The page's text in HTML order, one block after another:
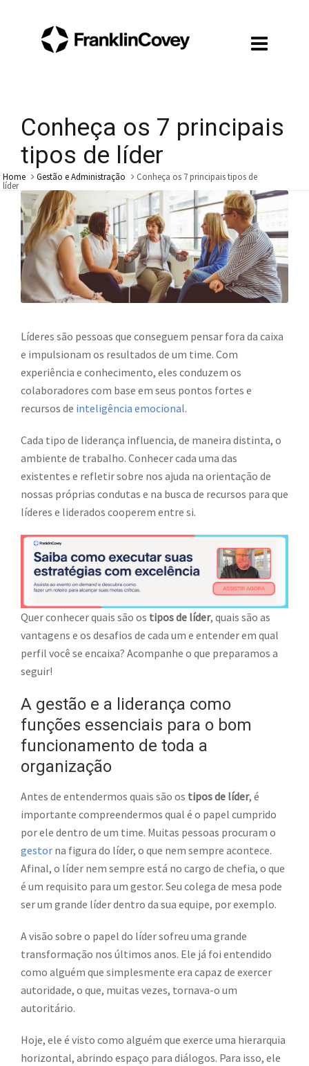
Conheça os 7 principais
tipos de líder
Home Gestão e Administração Conheça os 7 principais tipos de
líder
Líderes são pessoas que conseguem pensar fora da caixa
e impulsionam os resultados de um time. Com
experiência e conhecimento, eles conduzem os
colaboradores com base em seus pontos fortes e
recursos de inteligência emocional.
Cada tipo de liderança influencia, de maneira distinta, o
ambiente de trabalho. Conhecer cada uma das
existentes e refletir sobre nos ajuda na orientação de
nossas próprias condutas e na busca de recursos para que
líderes e liderados cooperem entre si.
Quer conhecer quais são os tipos de líder, quais são as
vantagens e os desafios de cada um e entender em qual
perfil você se encaixa? Acompanhe o que preparamos a
seguir!
A gestão e a liderança como
funções essenciais para o bom
funcionamento de toda a
organização
Antes de entendermos quais são os tipos de líder, é
importante compreendermos qual é o papel cumprido
por ele dentro de um time. Muitas pessoas procuram o
gestor na figura do líder, o que nem sempre acontece.
Afinal, o líder nem sempre está no cargo de chefia, o que
é um requisito para um gestor. Seu colega de mesa pode
ser um grande líder dentro da sua equipe, por exemplo.
A visão sobre o papel do líder sofreu uma grande
transformação nos últimos anos. Ele já foi entendido
como alguém que simplesmente era capaz de exercer
autoridade, o que, muitas vezes, tornava-o um
autoritário.
Hoje, ele é visto como alguém que exerce uma hierarquia
horizontal, abrindo espaço para diálogos. Para isso, ele